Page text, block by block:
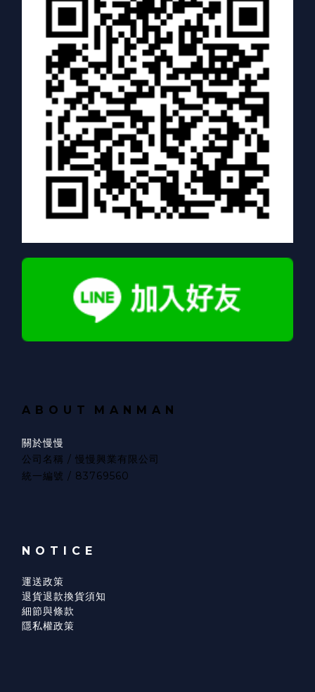
A B O U T M A N M A N
關於慢慢
公司名稱 / 慢慢興業有限公司
統一編號 / 83769560
N O T I C E
運送政策
退貨退款換貨須知
細節與條款
隱私權政策